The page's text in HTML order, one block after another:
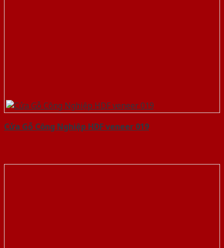
Cửa Gỗ Công Nghiệp HDF veneer 019